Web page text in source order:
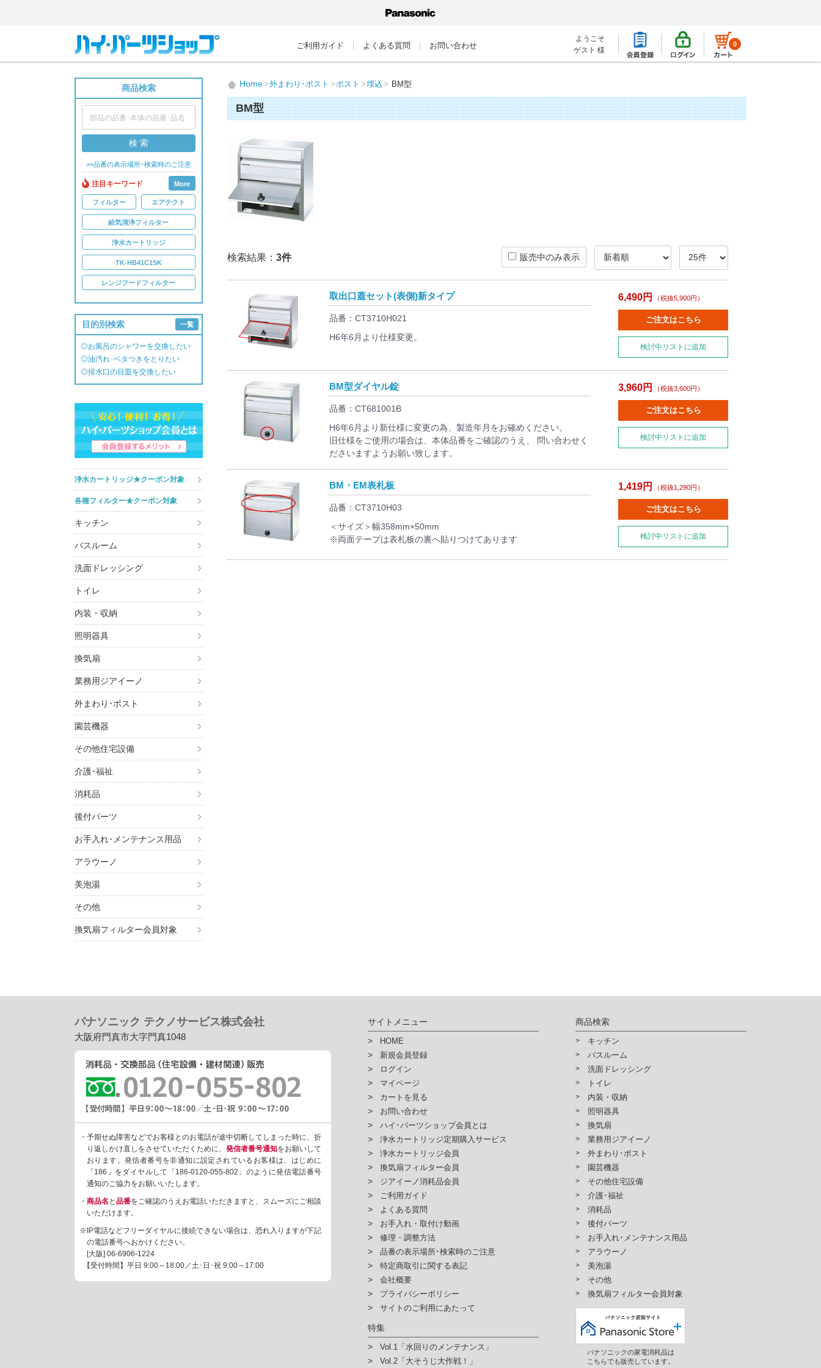
ご利用ガイド よくある質問 お問い合わせ
ようこそ
ゲスト 様
0
商品検索
検 索
>>品番の表示場所･検索時のご注意
注目キーワード More
フィルター エアテクト
給気清浄フィルター
浄水カートリッジ
TK-HB41C1SK
レンジフードフィルター
目的別検索 一覧
◎お風呂のシャワーを交換したい
◎油汚れ･ベタつきをとりたい
◎排水口の目皿を交換したい
浄水カートリッジ★クーポン対象
各種フィルター★クーポン対象
キッチン
バスルーム
洗面ドレッシング
トイレ
内装・収納
照明器具
換気扇
業務用ジアイーノ
外まわり･ポスト
園芸機器
その他住宅設備
介護･福祉
消耗品
後付パーツ
お手入れ･メンテナンス用品
アラウーノ
美泡湯
その他
換気扇フィルター会員対象
Home 外まわり･ポスト ポスト 埋込 BM型
BM型
検索結果： 3件 販売中のみ表示
取出口蓋セット(表側)新タイプ
品番：CT3710H021
H6年6月より仕様変更。
6,490円 （税抜5,900円）
ご注文はこちら
検討中リストに追加
BM型ダイヤル錠
品番：CT681001B
H6年6月より新仕様に変更の為、製造年月をお確めください。
旧仕様をご使用の場合は、本体品番をご確認のうえ、 問い合わせく
ださいますようお願い致します。
3,960円 （税抜3,600円）
ご注文はこちら
検討中リストに追加
BM・EM表札板
品番：CT3710H03
＜サイズ＞幅358mm×50mm
※両面テープは表札板の裏へ貼りつけてあります
1,419円 （税抜1,290円）
ご注文はこちら
検討中リストに追加
パナソニック テクノサービス株式会社
大阪府門真市大字門真1048
・予期せぬ障害などでお客様とのお電話が途中切断してしまった時に、折
り返しかけ直しをさせていただくために、 発信者番号通知をお願いして
おります。発信者番号を非通知に設定されているお客様は、はじめに
「186」をダイヤルして「186-0120-055-802」のように発信電話番号
通知のご協力をお願いいたします。
・ 商品名 と 品番をご確認のうえお電話いただきますと、スムーズにご相談
いただけます。
※IP電話などフリーダイヤルに接続できない場合は、恐れ入りますが下記
の電話番号へおかけください。
[大阪] 06-6906-1224
【受付時間】平日 9:00～18:00／土･日･祝 9:00～17:00
サイトメニュー
HOME
新規会員登録
ログイン
マイページ
カートを見る
お問い合わせ
ハイ･パーツショップ会員とは
浄水カートリッジ定期購入サービス
浄水カートリッジ会員
換気扇フィルター会員
ジアイーノ消耗品会員
ご利用ガイド
よくある質問
お手入れ・取付け動画
修理・調整方法
品番の表示場所･検索時のご注意
特定商取引に関する表記
会社概要
プライバシーポリシー
サイトのご利用にあたって
特集
Vol.1「水回りのメンテナンス」
Vol.2「大そうじ大作戦！」
商品検索
キッチン
バスルーム
洗面ドレッシング
トイレ
内装・収納
照明器具
換気扇
業務用ジアイーノ
外まわり･ポスト
園芸機器
その他住宅設備
介護･福祉
消耗品
後付パーツ
お手入れ･メンテナンス用品
アラウーノ
美泡湯
その他
換気扇フィルター会員対象
パナソニックの家電消耗品は
こちらでも販売しています。